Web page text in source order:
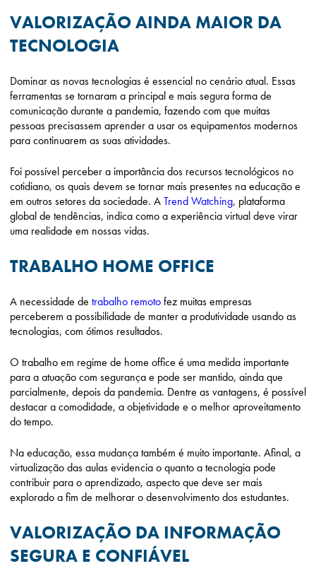
VALORIZAÇÃO AINDA MAIOR DA
TECNOLOGIA
Dominar as novas tecnologias é essencial no cenário atual. Essas
ferramentas se tornaram a principal e mais segura forma de
comunicação durante a pandemia, fazendo com que muitas
pessoas precisassem aprender a usar os equipamentos modernos
para continuarem as suas atividades.
Foi possível perceber a importância dos recursos tecnológicos no
cotidiano, os quais devem se tornar mais presentes na educação e
em outros setores da sociedade. ATrend Watching, plataforma
global de tendências, indica como a experiência virtual deve virar
uma realidade em nossas vidas.
TRABALHO HOME OFFICE
A necessidade de trabalho remotofez muitas empresas
perceberem a possibilidade de manter a produtividade usando as
tecnologias, com ótimos resultados.
O trabalho em regime de home office é uma medida importante
para a atuação com segurança e pode ser mantido, ainda que
parcialmente, depois da pandemia. Dentre as vantagens, é possível
destacar a comodidade, a objetividade e o melhor aproveitamento
do tempo.
Na educação, essa mudança também é muito importante. Afinal, a
virtualização das aulas evidencia o quanto a tecnologia pode
contribuir para o aprendizado, aspecto que deve ser mais
explorado a fim de melhorar o desenvolvimento dos estudantes.
VALORIZAÇÃO DA INFORMAÇÃO
SEGURA E CONFIÁVEL